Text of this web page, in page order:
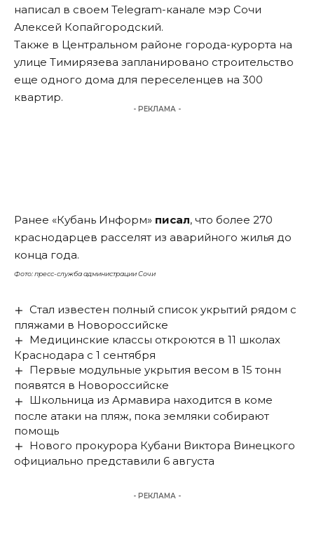
написал в своем Telegram-канале мэр Сочи
Алексей Копайгородский.
Также в Центральном районе города-курорта на
улице Тимирязева запланировано строительство
еще одного дома для переселенцев на 300
квартир.
- РЕКЛАМА -
Ранее «Кубань Информ» писал, что более 270
краснодарцев расселят из аварийного жилья до
конца года.
Фото: пресс-служба администрации Сочи
Стал известен полный список укрытий рядом с
пляжами в Новороссийске
Медицинские классы откроются в 11 школах
Краснодара с 1 сентября
Первые модульные укрытия весом в 15 тонн
появятся в Новороссийске
Школьница из Армавира находится в коме
после атаки на пляж, пока земляки собирают
помощь
Нового прокурора Кубани Виктора Винецкого
официально представили 6 августа
- РЕКЛАМА -